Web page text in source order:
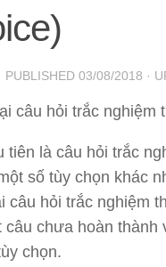
PUBLISHED 03/08/2018 ·
câu hỏi trắc
tiên là câu hỏi trắc
số tùy chọn khác
câu hỏi trắc nghiệm
câu chưa hoàn thành
chọn.